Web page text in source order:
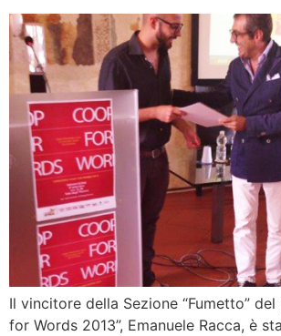
Il vincitore della Sezione “Fumetto”
for Words 2013”, Emanuele Racca, è